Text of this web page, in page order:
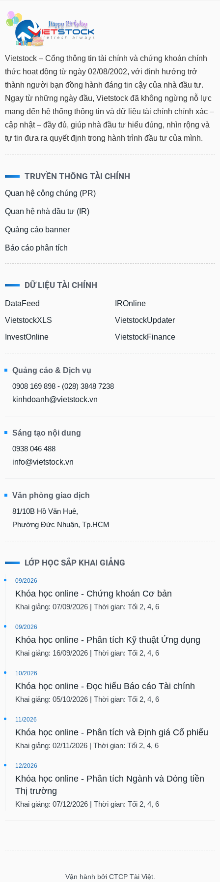
Vietstock – Cổng thông tin tài chính và chứng khoán chính
thức hoạt động từ ngày 02/08/2002, với định hướng trở
thành người bạn đồng hành đáng tin cậy của nhà đầu tư.
Ngay từ những ngày đầu, Vietstock đã không ngừng nỗ lực
mang đến hệ thống thông tin và dữ liệu tài chính chính xác –
cập nhật – đầy đủ, giúp nhà đầu tư hiểu đúng, nhìn rộng và
tự tin đưa ra quyết định trong hành trình đầu tư của mình.
TRUYỀN THÔNG TÀI CHÍNH
Quan hệ công chúng (PR)
Quan hệ nhà đầu tư (IR)
Quảng cáo banner
Báo cáo phân tích
DỮ LIỆU TÀI CHÍNH
DataFeed
VietstockXLS
InvestOnline
IROnline
VietstockUpdater
VietstockFinance
Quảng cáo & Dịch vụ
0908 169 898 - (028) 3848 7238
kinhdoanh@vietstock.vn
Sáng tạo nội dung
0938 046 488
info@vietstock.vn
Văn phòng giao dịch
81/10B Hồ Văn Huê,
Phường Đức Nhuận, Tp.HCM
LỚP HỌC SẮP KHAI GIẢNG
09/2026
Khóa học online - Chứng khoán Cơ bản
Khai giảng: 07/09/2026 | Thời gian: Tối 2, 4, 6
09/2026
Khóa học online - Phân tích Kỹ thuật Ứng dụng
Khai giảng: 16/09/2026 | Thời gian: Tối 2, 4, 6
10/2026
Khóa học online - Đọc hiểu Báo cáo Tài chính
Khai giảng: 05/10/2026 | Thời gian: Tối 2, 4, 6
11/2026
Khóa học online - Phân tích và Định giá Cổ phiếu
Khai giảng: 02/11/2026 | Thời gian: Tối 2, 4, 6
12/2026
Khóa học online - Phân tích Ngành và Dòng tiền
Thị trường
Khai giảng: 07/12/2026 | Thời gian: Tối 2, 4, 6
Vận hành bởi CTCP Tài Việt.